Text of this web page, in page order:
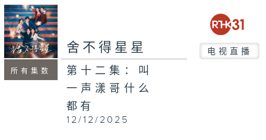
所有集数
舍不得星星 电视直播
第十二集：叫
一声漾哥什么
都有
12/12/2025